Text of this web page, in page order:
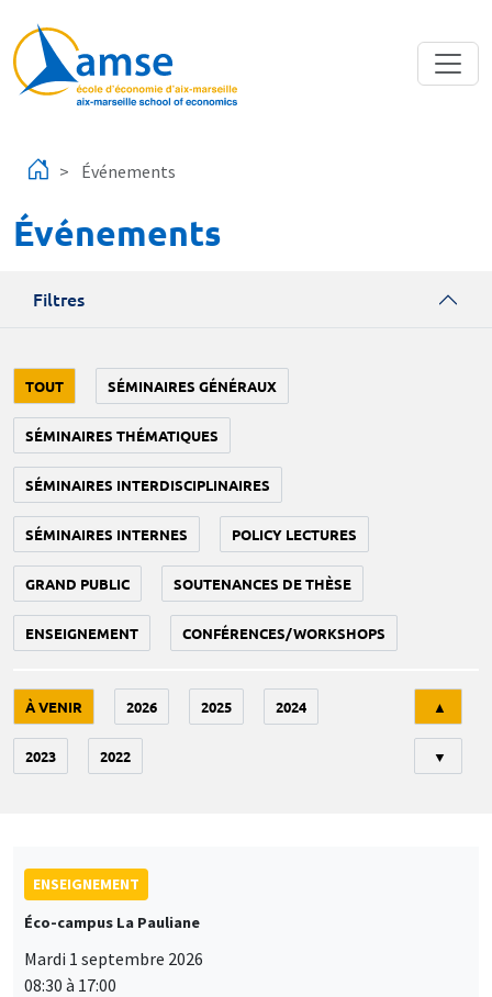
Événements
Événements
Filtres
TOUT SÉMINAIRES GÉNÉRAUX
SÉMINAIRES THÉMATIQUES
SÉMINAIRES INTERDISCIPLINAIRES
SÉMINAIRES INTERNES POLICY LECTURES
GRAND PUBLIC SOUTENANCES DE THÈSE
ENSEIGNEMENT CONFÉRENCES/WORKSHOPS
À VENIR 2026 2025 2024
2023 2022
▲
▼
ENSEIGNEMENT
Éco-campus La Pauliane
Mardi 1 septembre 2026
08:30 à 17:00